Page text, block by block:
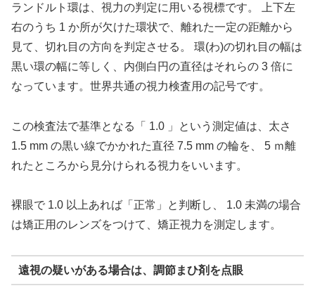
ランドルト環は、視力の判定に用いる視標です。 上下左
右のうち 1 か所が欠けた環状で、離れた一定の距離から
見て、切れ目の方向を判定させる。 環(わ)の切れ目の幅は
黒い環の幅に等しく、内側白円の直径はそれらの 3 倍に
なっています。世界共通の視力検査用の記号です。
この検査法で基準となる「 1.0 」という測定値は、太さ
1.5 mm の黒い線でかかれた直径 7.5 mm の輪を、 5 ｍ離
れたところから見分けられる視力をいいます。
裸眼で 1.0 以上あれば「正常」と判断し、 1.0 未満の場合
は矯正用のレンズをつけて、矯正視力を測定します。
遠視の疑いがある場合は、調節まひ剤を点眼